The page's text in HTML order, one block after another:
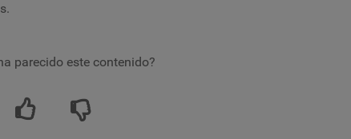
parecido este contenido?